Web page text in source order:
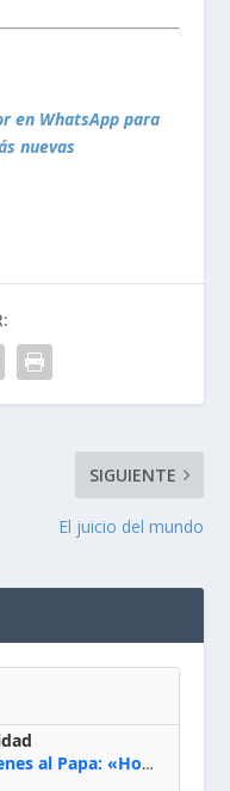
en WhatsApp para
nuevas
SIGUIENTE
El juicio del mundo
El agradecimiento de los jóvenes al Papa: «Hoy nos sentimos Iglesia»